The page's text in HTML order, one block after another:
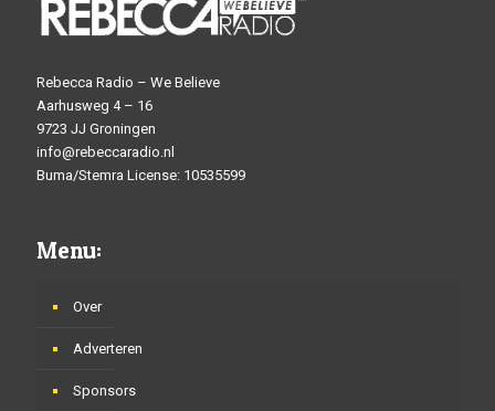
Rebecca Radio – We Believe
Aarhusweg 4 – 16
9723 JJ Groningen
info@rebeccaradio.nl
Buma/Stemra License: 10535599
Menu:
Over
Adverteren
Sponsors